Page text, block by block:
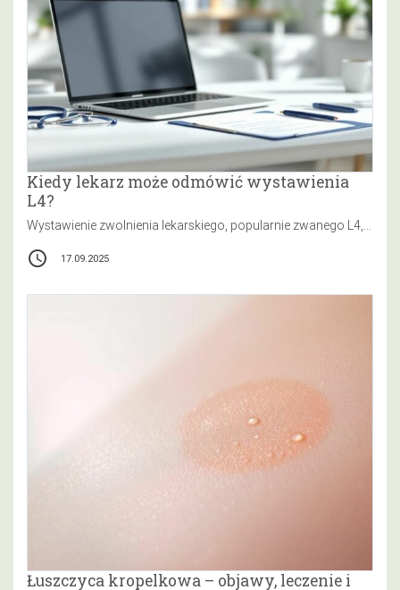
Kiedy lekarz może odmówić wystawienia
L4?
Wystawienie zwolnienia lekarskiego, popularnie zwanego L4, to jedna z istotnych decyzji podejmowanych przez lekarza w procesie opieki zdrowotnej. Nie zawsze…
access_time 17.09.2025
Łuszczyca kropelkowa – objawy, leczenie i